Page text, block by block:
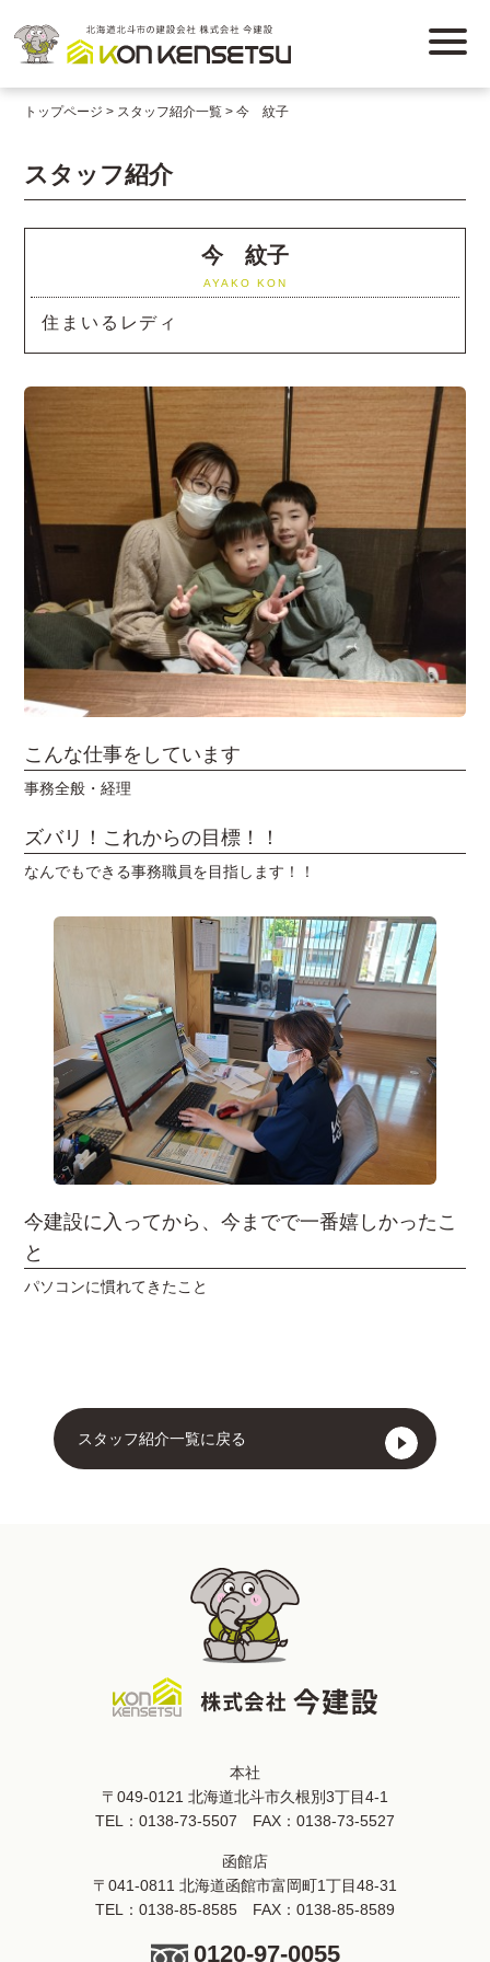
トップページ スタッフ紹介一覧 今 紋子
スタッフ紹介
今 紋子
AYAKO KON
住まいるレディ
こんな仕事をしています
事務全般・経理
ズバリ！これからの目標！！
なんでもできる事務職員を目指します！！
今建設に入ってから、今までで一番嬉しかったこ
と
パソコンに慣れてきたこと
スタッフ紹介一覧に戻る
本社
〒049-0121 北海道北斗市久根別3丁目4-1
TEL： 0138-73-5507 FAX：0138-73-5527
函館店
〒041-0811 北海道函館市富岡町1丁目48-31
TEL： 0138-85-8585 FAX：0138-85-8589
0120-97-0055